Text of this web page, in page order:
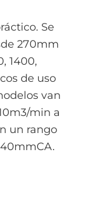
Se
270mm
1400,
de uso
van
min a
un rango